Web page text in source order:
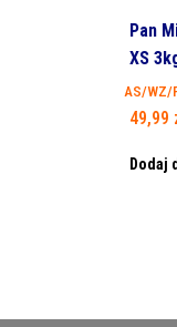
Pan
XS
AS/
49,99
Dodaj